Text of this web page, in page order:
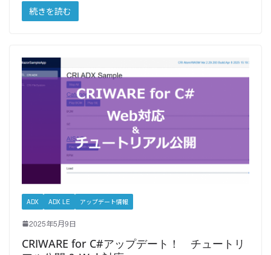
続きを読む
ADX ADX LE アップデート情報
2025年5月9日
CRIWARE for C#アップデート！ チュートリ